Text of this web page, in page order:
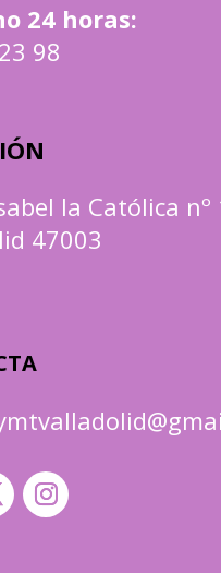
24 horas:
98
la Católica nº
47003